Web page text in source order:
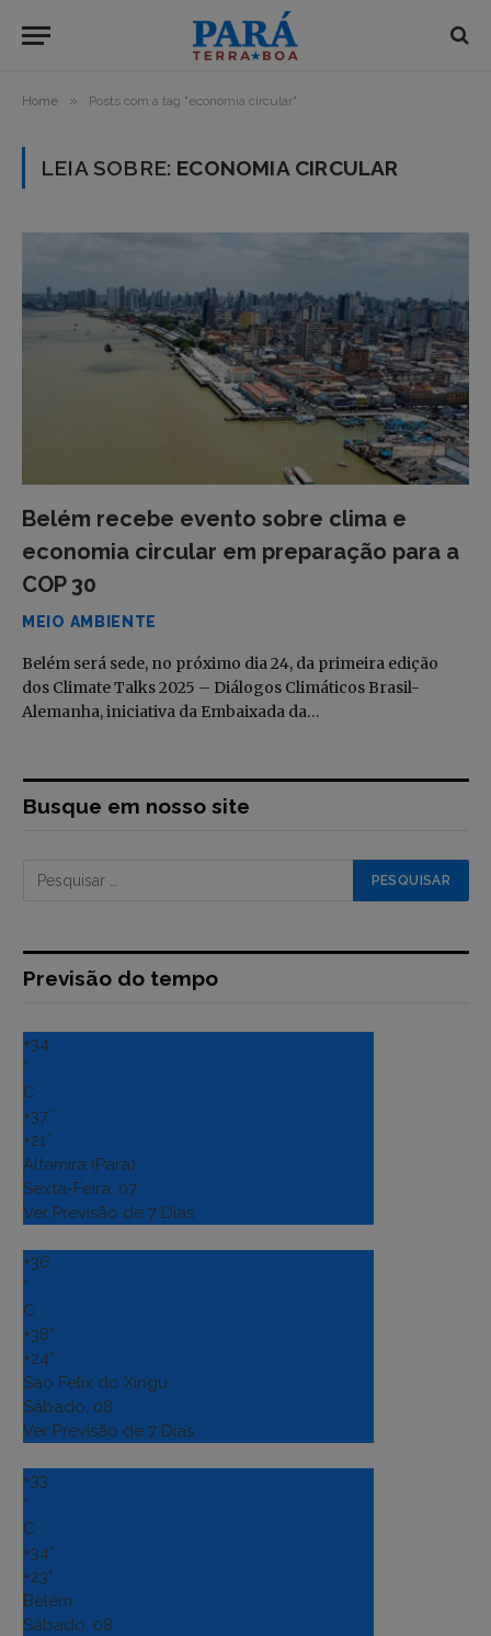
Home » Posts com a tag "economia circular"
LEIA SOBRE: ECONOMIA CIRCULAR
Belém recebe evento sobre clima e
economia circular em preparação para a
COP 30
MEIO AMBIENTE
Belém será sede, no próximo dia 24, da primeira edição
dos Climate Talks 2025 – Diálogos Climáticos Brasil-
Alemanha, iniciativa da Embaixada da…
Busque em nosso site
Previsão do tempo
+34
°
C
+37°
+21°
Altamira (Para)
Sexta-Feira, 07
Ver Previsão de 7 Dias
+36
°
C
+38°
+24°
Sao Felix do Xingu
Sábado, 08
Ver Previsão de 7 Dias
+33
°
C
+34°
+23°
Belém
Sábado, 08